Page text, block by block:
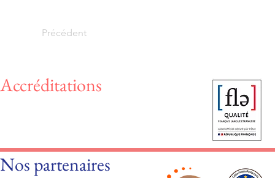
Précédent
Accréditations
Nos partenaires